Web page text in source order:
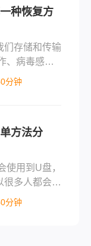
种恢复方
们存储和传输
、病毒感染
地格式化，
分钟
方法分
使用到U盘，
很多人都会使
使用U盘的
分钟